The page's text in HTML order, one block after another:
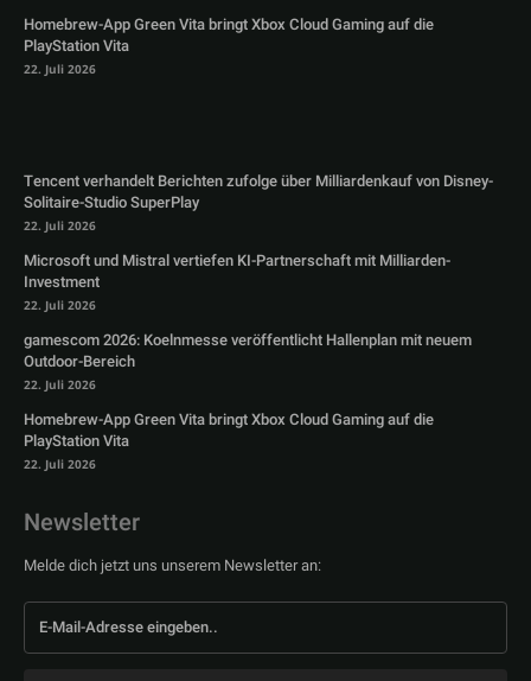
Homebrew-App Green Vita bringt Xbox Cloud Gaming auf die
PlayStation Vita
22. Juli 2026
Tencent verhandelt Berichten zufolge über Milliardenkauf von Disney-
Solitaire-Studio SuperPlay
22. Juli 2026
Microsoft und Mistral vertiefen KI-Partnerschaft mit Milliarden-
Investment
22. Juli 2026
gamescom 2026: Koelnmesse veröffentlicht Hallenplan mit neuem
Outdoor-Bereich
22. Juli 2026
Homebrew-App Green Vita bringt Xbox Cloud Gaming auf die
PlayStation Vita
22. Juli 2026
Newsletter
Melde dich jetzt uns unserem Newsletter an: